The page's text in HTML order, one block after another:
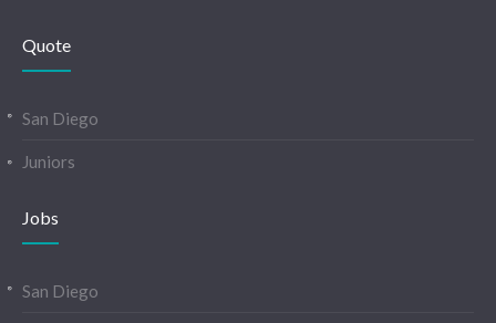
Quote
San Diego
Juniors
Jobs
San Diego